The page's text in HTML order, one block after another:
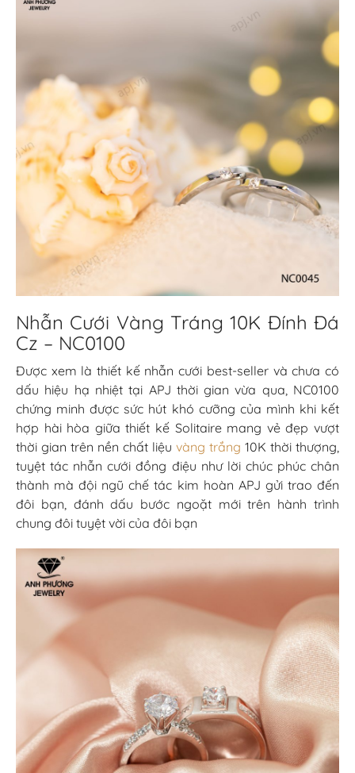
Nhẫn Cưới Vàng Tráng 10K Đính Đá
Cz – NC0100
Được xem là thiết kế nhẫn cưới best-seller và chưa có
dấu hiệu hạ nhiệt tại APJ thời gian vừa qua, NC0100
chứng minh được sức hút khó cưỡng của mình khi kết
hợp hài hòa giữa thiết kế Solitaire mang vẻ đẹp vượt
thời gian trên nền chất liệu vàng trắng 10K thời thượng,
tuyệt tác nhẫn cưới đồng điệu như lời chúc phúc chân
thành mà đội ngũ chế tác kim hoàn APJ gửi trao đến
đôi bạn, đánh dấu bước ngoặt mới trên hành trình
chung đôi tuyệt vời của đôi bạn